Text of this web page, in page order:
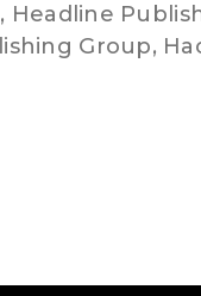
Group,